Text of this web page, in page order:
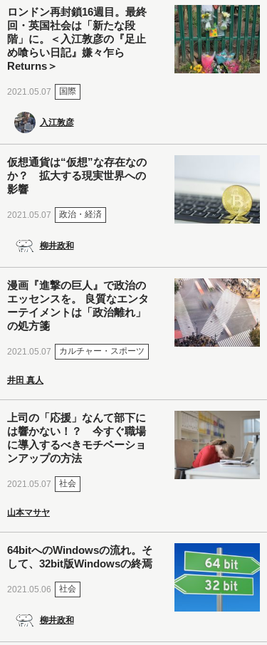
ロンドン再封鎖16週目。最終
回・英国社会は「新たな段
階」に。＜入江敦彦の『足止
め喰らい日記』嫌々乍ら
Returns＞
2021.05.07 国際
入江敦彦
仮想通貨は“仮想”な存在なの
か？ 拡大する現実世界への
影響
2021.05.07 政治・経済
柳井政和
漫画『進撃の巨人』で政治の
エッセンスを。 良質なエンタ
ーテイメントは「政治離れ」
の処方箋
2021.05.07 カルチャー・スポーツ
井田 真人
上司の「応援」なんて部下に
は響かない！？ 今すぐ職場
に導入するべきモチベーショ
ンアップの方法
2021.05.07 社会
山本マサヤ
64bitへのWindowsの流れ。そ
して、32bit版Windowsの終焉
2021.05.06 社会
柳井政和